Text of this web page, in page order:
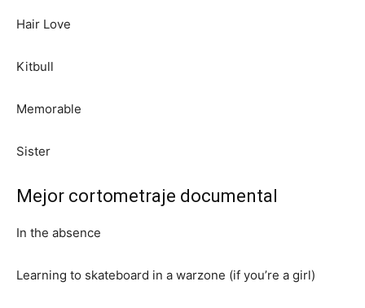
Hair Love
Kitbull
Memorable
Sister
Mejor cortometraje documental
In the absence
Learning to skateboard in a warzone (if you’re a girl)